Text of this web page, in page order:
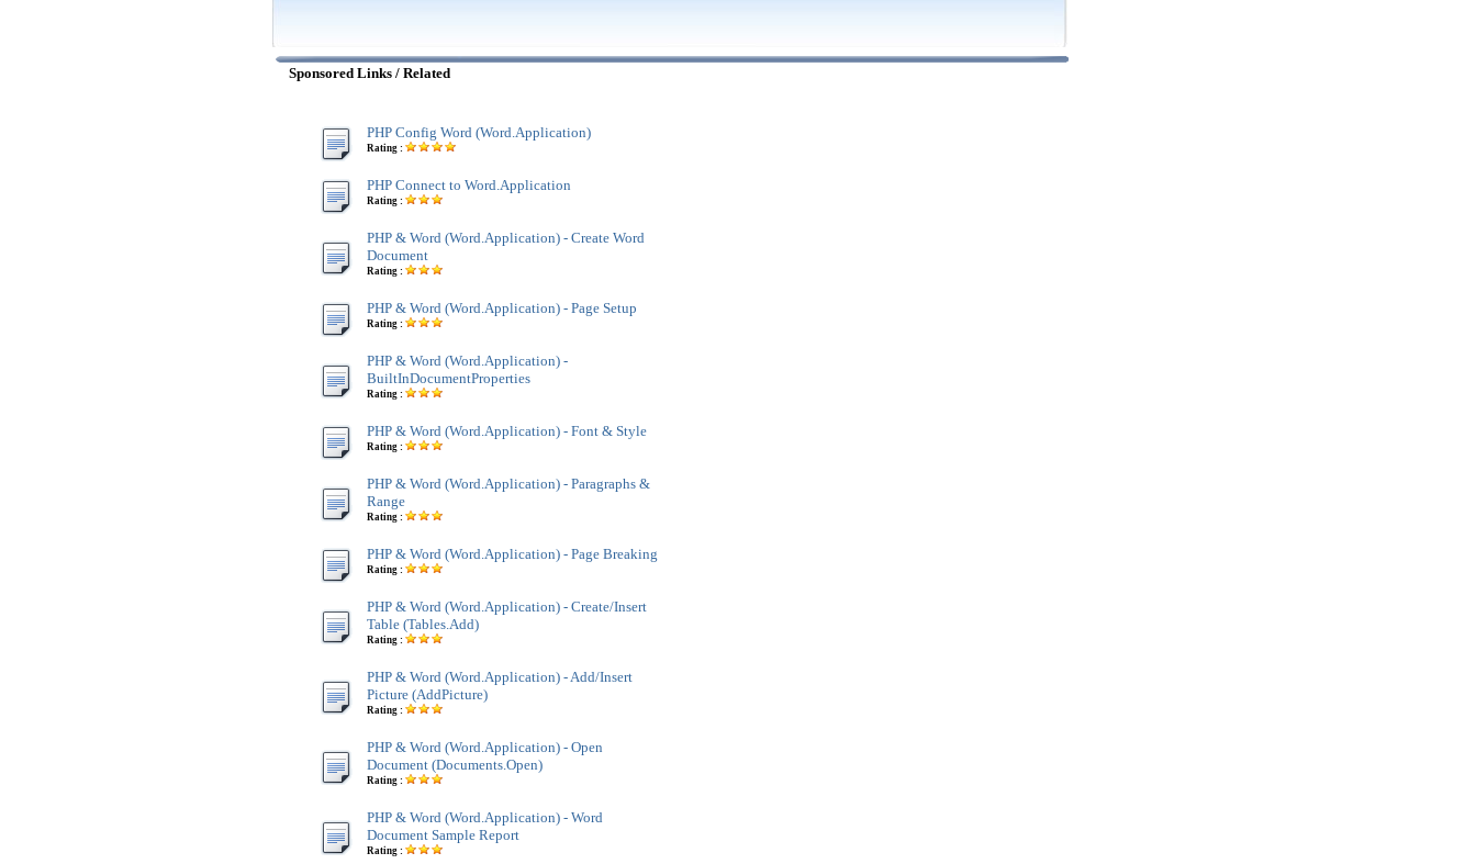
Sponsored Links / Related
PHP Config Word (Word.Application)
Rating :
PHP Connect to Word.Application
Rating :
PHP & Word (Word.Application) - Create Word
Document
Rating :
PHP & Word (Word.Application) - Page Setup
Rating :
PHP & Word (Word.Application) -
BuiltInDocumentProperties
Rating :
PHP & Word (Word.Application) - Font & Style
Rating :
PHP & Word (Word.Application) - Paragraphs &
Range
Rating :
PHP & Word (Word.Application) - Page Breaking
Rating :
PHP & Word (Word.Application) - Create/Insert
Table (Tables.Add)
Rating :
PHP & Word (Word.Application) - Add/Insert
Picture (AddPicture)
Rating :
PHP & Word (Word.Application) - Open
Document (Documents.Open)
Rating :
PHP & Word (Word.Application) - Word
Document Sample Report
Rating :